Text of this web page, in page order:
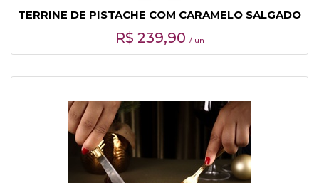
TERRINE DE PISTACHE COM CARAMELO SALGADO
R$ 239,90 / un